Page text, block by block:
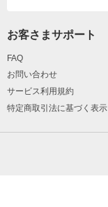
お客さまサポート
FAQ
お問い合わせ
サービス利用規約
特定商取引法に基づく表示